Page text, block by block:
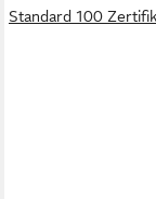
Standard 100